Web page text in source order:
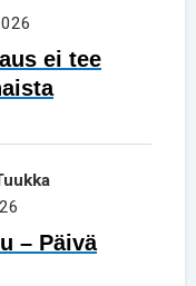
ei tee
– Päivä